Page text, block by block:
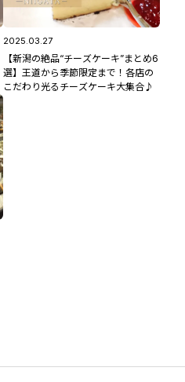
2025.03.27
【新潟の絶品“チーズケーキ”まとめ6
選】王道から季節限定まで！各店の
こだわり光るチーズケーキ大集合♪